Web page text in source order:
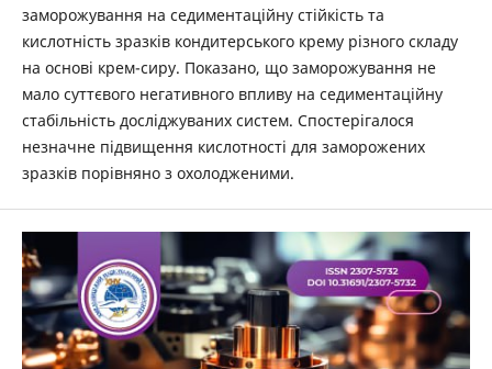
заморожування на седиментаційну стійкість та
кислотність зразків кондитерського крему різного складу
на основі крем-сиру. Показано, що заморожування не
мало суттєвого негативного впливу на седиментаційну
стабільність досліджуваних систем. Спостерігалося
незначне підвищення кислотності для заморожених
зразків порівняно з охолодженими.